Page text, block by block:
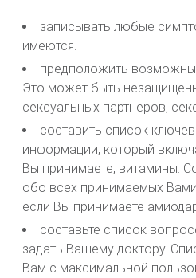
записывать любые
имеются.
предположить
Это может быть
сексуальных партнеров,
составить список
информации, который
Вы принимаете, витамины.
обо всех принимаемых
если Вы принимаете
составьте список
задать Вашему доктору.
Вам с максимальной